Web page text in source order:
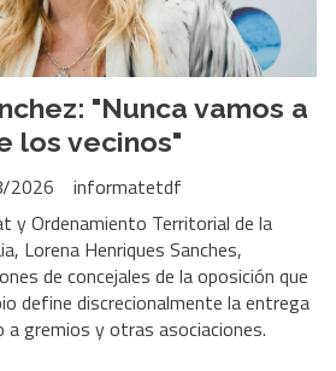
"Nunca vamos a
los vecinos"
informatetdf
2026
y Ordenamiento Territorial de la
Lorena Henriques Sanches,
de concejales de la oposición que
define discrecionalmente la entrega
a gremios y otras asociaciones.